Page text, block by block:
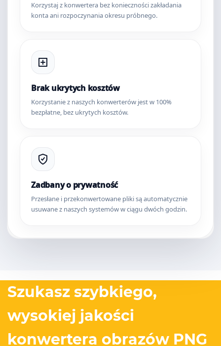
Korzystaj z konwertera bez konieczności zakładania
konta ani rozpoczynania okresu próbnego.
Brak ukrytych kosztów
Korzystanie z naszych konwerterów jest w 100%
bezpłatne, bez ukrytych kosztów.
Zadbany o prywatność
Przesłane i przekonwertowane pliki są automatycznie
usuwane z naszych systemów w ciągu dwóch godzin.
Szukasz szybkiego,
wysokiej jakości
konwertera obrazów PNG